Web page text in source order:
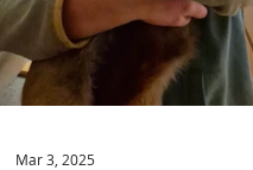
Mar 3, 2025